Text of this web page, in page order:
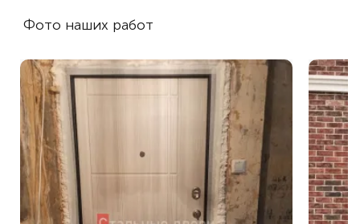
Фото наших работ